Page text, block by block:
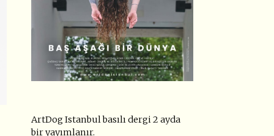
ArtDog Istanbul basılı dergi 2 ayda
bir yayımlanır.